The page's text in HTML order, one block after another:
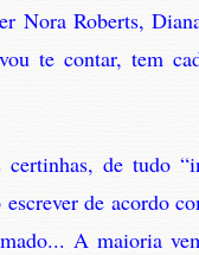
Nora Roberts,
te contar, tem
de tudo
de acordo
A maioria